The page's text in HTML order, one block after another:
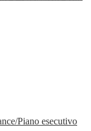
Piano esecutivo